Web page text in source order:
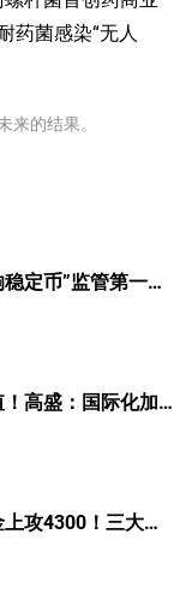
药菌感染“无人
的结果。
定币”监管第一枪
高盛：国际化加
元升至6.85
攻4300！三大因
续